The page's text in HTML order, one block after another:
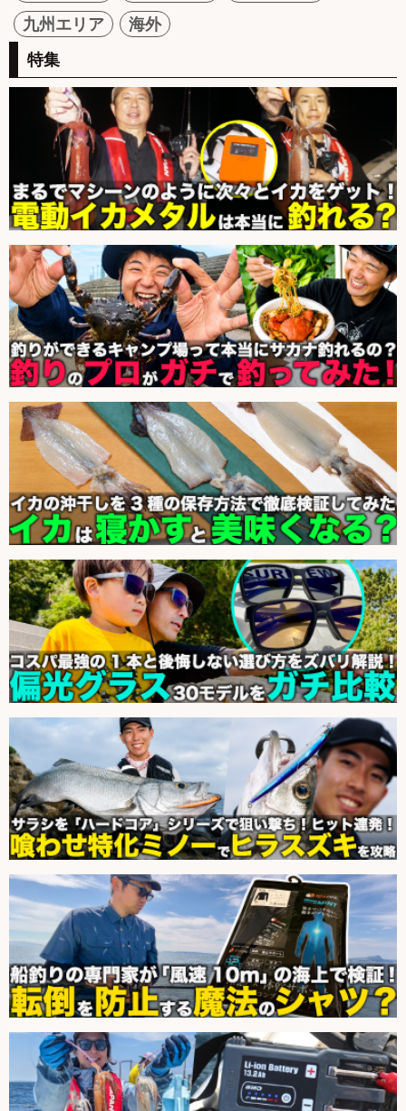
九州エリア
海外
特集